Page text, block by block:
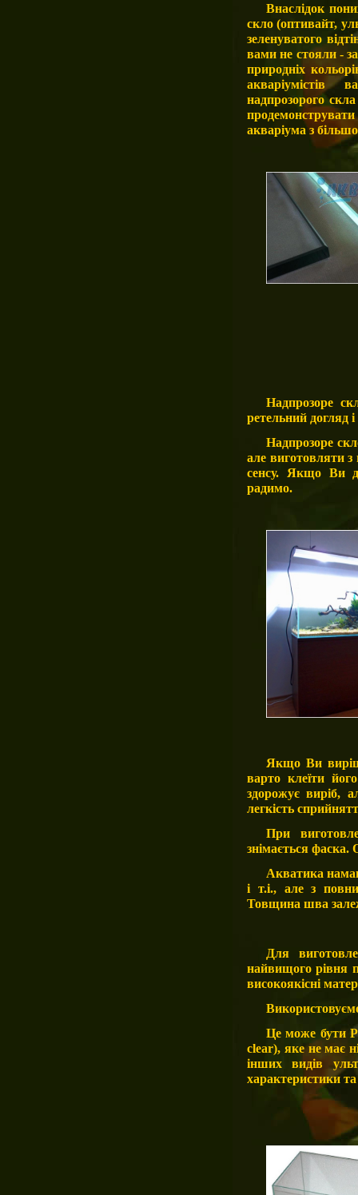
Внаслідок
скло (оптивайт,
зеленуватого
вами не стояли -
природніх
акваріумістів
надпрозорого
акваріума з
Надпрозоре
ретельний догляд
Надпрозоре
але виготовляти
сенсу. Якщо Ви
радимо.
Якщо Ви
варто клеїти
здорожує виріб,
легкість
При
знімається фаска.
Акватика
і т.і., але з
Товщина шва
Для
найвищого рівня
високоякісні
Це може бути
clear), яке не має
інших видів
характеристики